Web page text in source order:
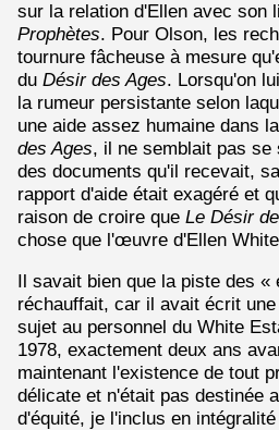
sur la relation d'Ellen avec son
Prophètes. Pour Olson, les
tournure fâcheuse à mesure
du Désir des Ages. Lorsqu'on
la rumeur persistante selon
une aide assez humaine dans
des Ages, il ne semblait pas
des documents qu'il recevait,
rapport d'aide était exagéré et
raison de croire que Le Désir
chose que l'œuvre d'Ellen
Il savait bien que la piste des «
réchauffait, car il avait écrit
sujet au personnel du White
1978, exactement deux ans
maintenant l'existence de tout
délicate et n'était pas destinée
d'équité, je l'inclus en